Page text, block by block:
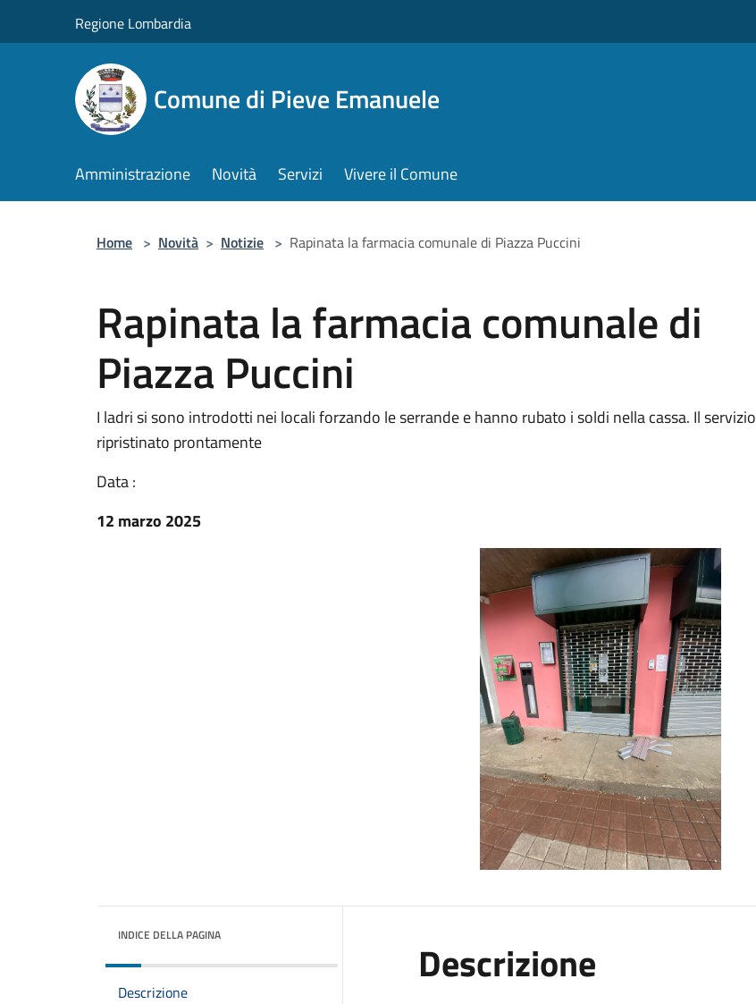
Regione Lombardia
Comune di Pieve Emanuele
Amministrazione Novità Servizi Vivere il Comune
Home > Novità > Notizie > Rapinata la farmacia comunale di Piazza Puccini
Rapinata la farmacia comunale di
Piazza Puccini
I ladri si sono introdotti nei locali forzando le serrande e hanno rubato i soldi nella cassa. Il servizio
ripristinato prontamente
Data :
12 marzo 2025
INDICE DELLA PAGINA
Descrizione
Descrizione